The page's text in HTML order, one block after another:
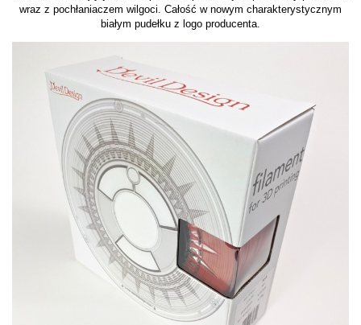
wraz z pochłaniaczem wilgoci. Całość w nowym charakterystycznym
białym pudełku z logo producenta.